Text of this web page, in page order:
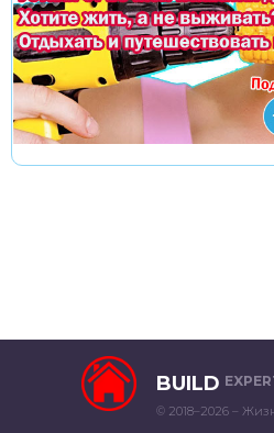
BUILD
© 2018–2026 –